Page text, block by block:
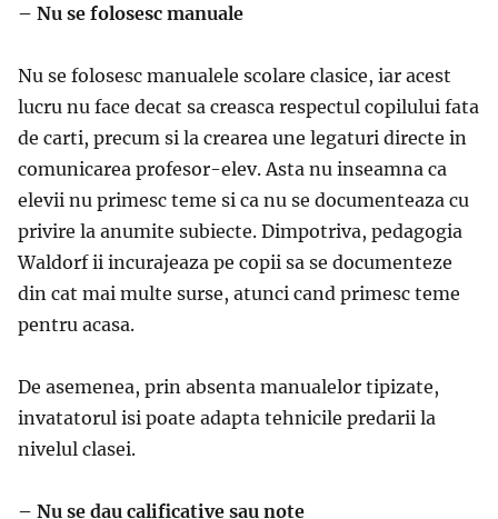
– Nu se folosesc manuale
Nu se folosesc manualele scolare clasice, iar acest
lucru nu face decat sa creasca respectul copilului fata
de carti, precum si la crearea une legaturi directe in
comunicarea profesor-elev. Asta nu inseamna ca
elevii nu primesc teme si ca nu se documenteaza cu
privire la anumite subiecte. Dimpotriva, pedagogia
Waldorf ii incurajeaza pe copii sa se documenteze
din cat mai multe surse, atunci cand primesc teme
pentru acasa.
De asemenea, prin absenta manualelor tipizate,
invatatorul isi poate adapta tehnicile predarii la
nivelul clasei.
– Nu se dau calificative sau note